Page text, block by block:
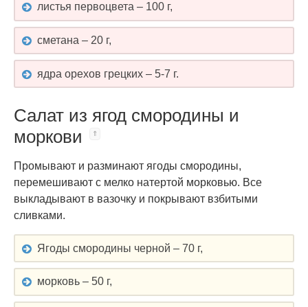
листья первоцвета – 100 г,
сметана – 20 г,
ядра орехов грецких – 5-7 г.
Салат из ягод смородины и
моркови
Промывают и разминают ягоды смородины,
перемешивают с мелко натертой морковью. Все
выкладывают в вазочку и покрывают взбитыми
сливками.
Ягоды смородины черной – 70 г,
морковь – 50 г,